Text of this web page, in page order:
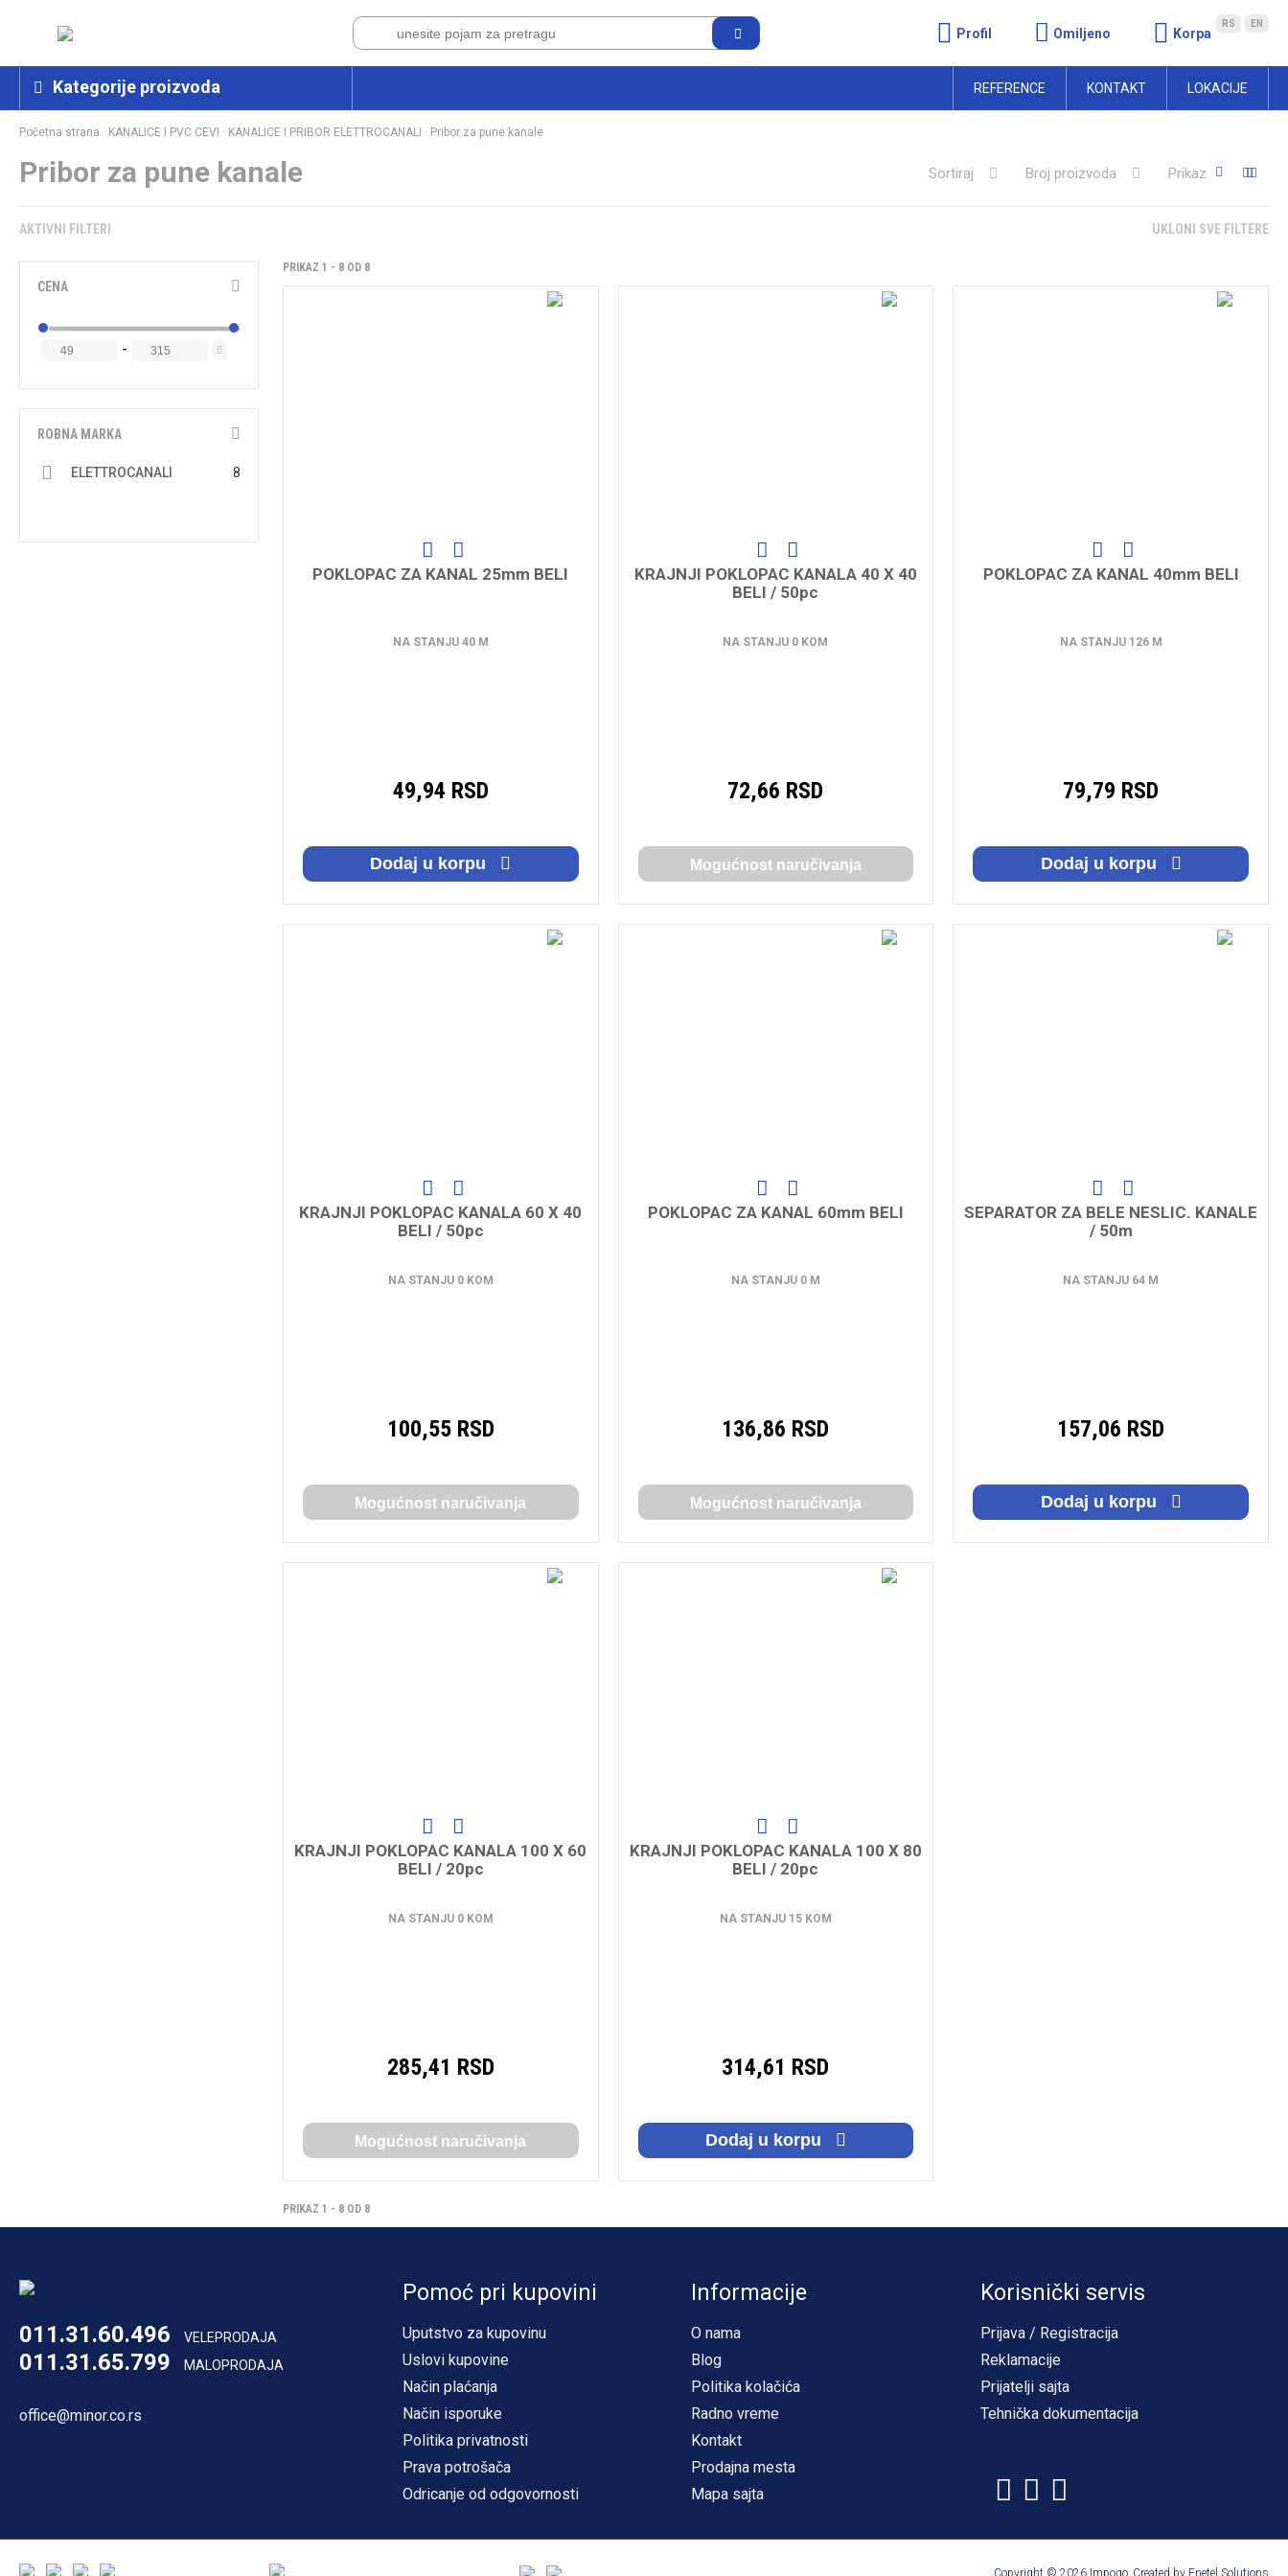
Profil Omiljeno Korpa
RS EN
Kategorije proizvoda REFERENCE KONTAKT LOKACIJE
Početna strana · KANALICE I PVC CEVI · KANALICE I PRIBOR ELETTROCANALI · Pribor za pune kanale
Pribor za pune kanale Sortiraj Broj proizvoda Prikaz
AKTIVNI FILTERI UKLONI SVE FILTERE
CENA
-
ROBNA MARKA
ELETTROCANALI 8
PRIKAZ 1 - 8 OD 8
POKLOPAC ZA KANAL 25mm BELI
NA STANJU 40 M
49,94 RSD
Dodaj u korpu
KRAJNJI POKLOPAC KANALA 40 X 40
BELI / 50pc
NA STANJU 0 KOM
72,66 RSD
Mogućnost naručivanja
POKLOPAC ZA KANAL 40mm BELI
NA STANJU 126 M
79,79 RSD
Dodaj u korpu
KRAJNJI POKLOPAC KANALA 60 X 40
BELI / 50pc
NA STANJU 0 KOM
100,55 RSD
Mogućnost naručivanja
POKLOPAC ZA KANAL 60mm BELI
NA STANJU 0 M
136,86 RSD
Mogućnost naručivanja
SEPARATOR ZA BELE NESLIC. KANALE
/ 50m
NA STANJU 64 M
157,06 RSD
Dodaj u korpu
KRAJNJI POKLOPAC KANALA 100 X 60
BELI / 20pc
NA STANJU 0 KOM
285,41 RSD
Mogućnost naručivanja
KRAJNJI POKLOPAC KANALA 100 X 80
BELI / 20pc
NA STANJU 15 KOM
314,61 RSD
Dodaj u korpu
PRIKAZ 1 - 8 OD 8
011.31.60.496 VELEPRODAJA
011.31.65.799 MALOPRODAJA
office@minor.co.rs
Pomoć pri kupovini
Uputstvo za kupovinu
Uslovi kupovine
Način plaćanja
Način isporuke
Politika privatnosti
Prava potrošača
Odricanje od odgovornosti
Informacije
O nama
Blog
Politika kolačića
Radno vreme
Kontakt
Prodajna mesta
Mapa sajta
Korisnički servis
Prijava / Registracija
Reklamacije
Prijatelji sajta
Tehnička dokumentacija
Copyright © 2026 Impoqo. Created by Enetel Solutions